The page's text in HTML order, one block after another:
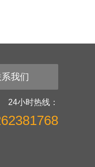
我们
24小时热线：